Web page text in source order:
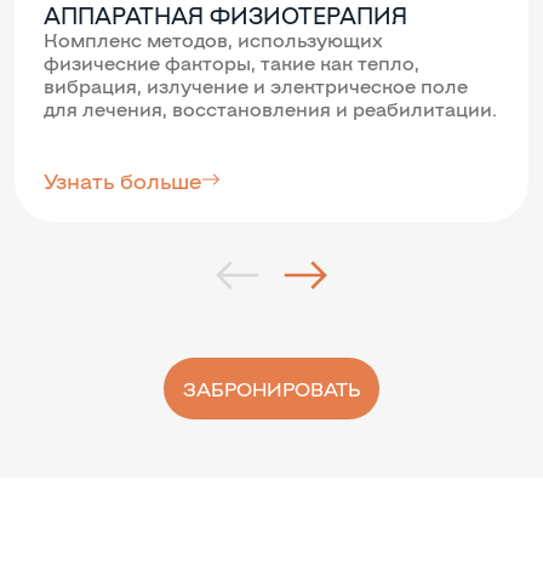
АППАРАТНАЯ ФИЗИОТЕРАПИЯ
Комплекс методов, использующих
физические факторы, такие как тепло,
вибрация, излучение и электрическое поле
для лечения, восстановления и реабилитации.
Узнать больше
ЗАБРОНИРОВАТЬ